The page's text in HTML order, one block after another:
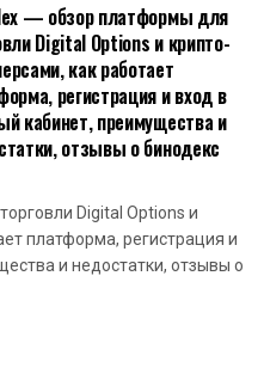
— обзор платформы для
Digital Options и крипто-
как работает
регистрация и вход в
кабинет, преимущества и
отзывы о бинодекс
Digital Options и
платформа, регистрация и
и недостатки, отзывы о